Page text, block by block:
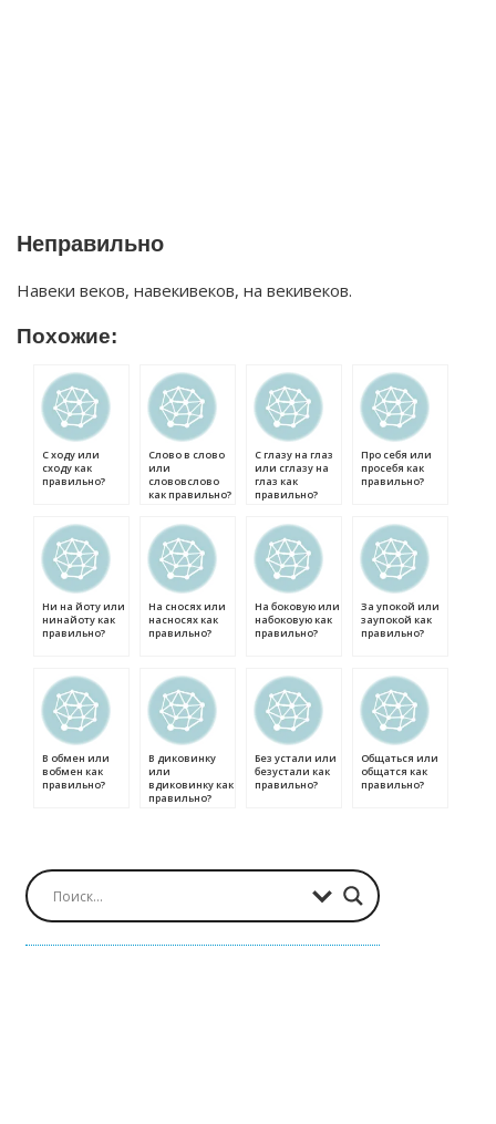
Неправильно
Навеки веков, навекивеков, на векивеков.
Похожие:
С ходу или
сходу как
правильно?
Слово в слово
или
слововслово
как правильно?
С глазу на глаз
или сглазу на
глаз как
правильно?
Про себя или
просебя как
правильно?
Ни на йоту или
нинайоту как
правильно?
На сносях или
насносях как
правильно?
На боковую или
набоковую как
правильно?
За упокой или
заупокой как
правильно?
В обмен или
вобмен как
правильно?
В диковинку
или
вдиковинку как
правильно?
Без устали или
безустали как
правильно?
Общаться или
общатся как
правильно?